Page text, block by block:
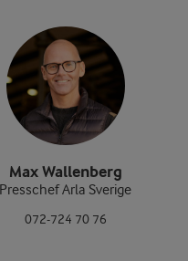
Max Wallenberg
Presschef Arla Sverige
072-724 70 76